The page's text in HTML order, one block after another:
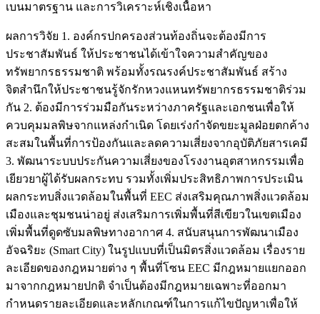
เบนมาตรฐาน และการวิเคราะห์เชิงเนื้อหา
ผลการวิจัย 1. องค์กรปกครองส่วนท้องถิ่นจะต้องมีการ
ประชาสัมพันธ์ ให้ประชาชนได้เข้าใจความสำคัญของ
ทรัพยากรธรรมชาติ พร้อมทั้งรณรงค์ประชาสัมพันธ์ สร้าง
จิตสำนึกให้ประชาชนรู้จักรักหวงแหนทรัพยากรธรรมชาติร่วม
กัน 2. ต้องมีการร่วมมือกันระหว่างภาครัฐและเอกชนเพื่อให้
ควบคุมมลพิษจากแหล่งกำเนิด โดยเร่งกำจัดขยะมูลฝ่อยตกค้าง
สะสมในพื้นที่การป้องกันและลดความเสี่ยงจากอุบัติภัยสารเคมี
3. พัฒนาระบบประกันความเสี่ยงของโรงงานอุตสาหกรรมเพื่อ
เยียวยาผู้ได้รับผลกระทบ รวมทั้งเพิ่มประสิทธิภาพการประเมิน
ผลกระทบสิ่งแวดล้อมในพื้นที่ EEC ส่งเสริมคุณภาพสิ่งแวดล้อม
เมืองและชุมชนน่าอยู่ ส่งเสริมการเพิ่มพื้นที่สีเขียวในเขตเมือง
เพิ่มพื้นที่ดูดซับมลพิษทางอากาศ 4. สนับสนุนการพัฒนาเมือง
อัจฉริยะ (Smart City) ในรูปแบบที่เป็นมิตรสิ่งแวดล้อม เรื่องราย
ละเอียดของกฎหมายต่าง ๆ พื้นที่โซน EEC มีกฎหมายแยกออก
มาจากกฎหมายปกติ จำเป็นต้องมีกฎหมายเฉพาะที่ออกมา
กำหนดรายละเอียดและหลักเกณฑ์ในการแก้ไขปัญหาเพื่อให้